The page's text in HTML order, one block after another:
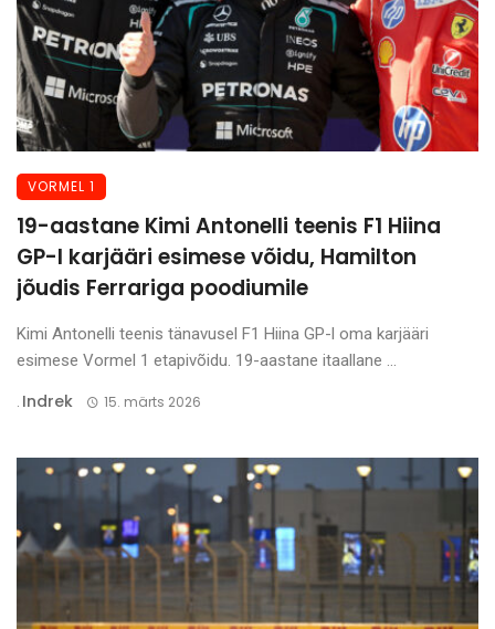
VORMEL 1
19-aastane Kimi Antonelli teenis F1 Hiina
GP-l karjääri esimese võidu, Hamilton
jõudis Ferrariga poodiumile
Kimi Antonelli teenis tänavusel F1 Hiina GP-l oma karjääri
esimese Vormel 1 etapivõidu. 19-aastane itaallane ...
. Indrek 15. märts 2026